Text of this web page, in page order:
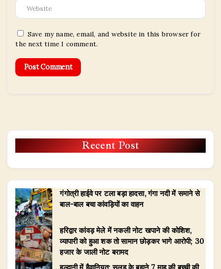
Save my name, email, and website in this browser for
the next time I comment.
Recent Post
गंगोत्री हाईवे पर टला बड़ा हादसा, गंगा नदी में समाने से
बाल-बाल बचा कांवड़ियों का वाहन
हरिद्वार कांवड़ मेले में नकली नोट खपाने की कोशिश,
व्यापारी को हुआ शक तो सामान छोड़कर भागे आरोपी; 30
हजार के जाली नोट बरामद